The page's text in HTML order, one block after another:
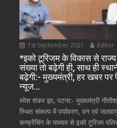
1st September 2021 Editor
*इको टूरिजम के विकास से
संख्या तो बढ़ेगी ही, साथ ही
बढ़ेगी:- मुख्यमंत्री, हर खबर पर
न्यूज…
रमेश शंकर झा, पटना:- मुख्यमंत्री
स्थित संकल्प में पर्यावरण, वन एवं जलवायु
कन्फ्रेंसिंग के माध्यम से इको टूरिज्म